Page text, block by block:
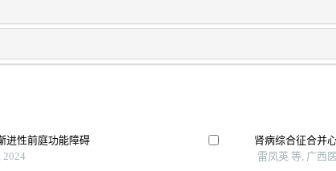
进性前庭功能障碍
2024
肾病综合征合并
雷凤英 等, 广西